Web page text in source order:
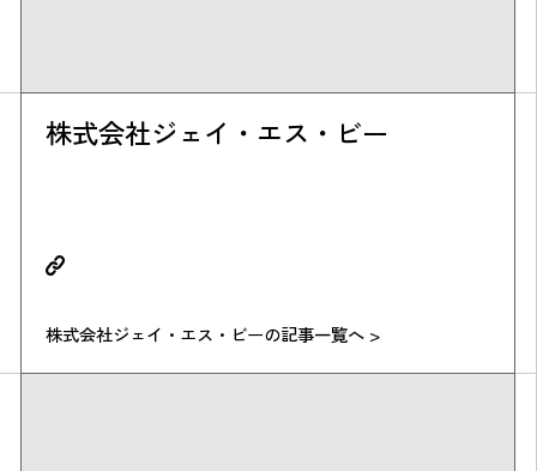
株式会社ジェイ・エス・ビー
株式会社ジェイ・エス・ビーの記事一覧へ >